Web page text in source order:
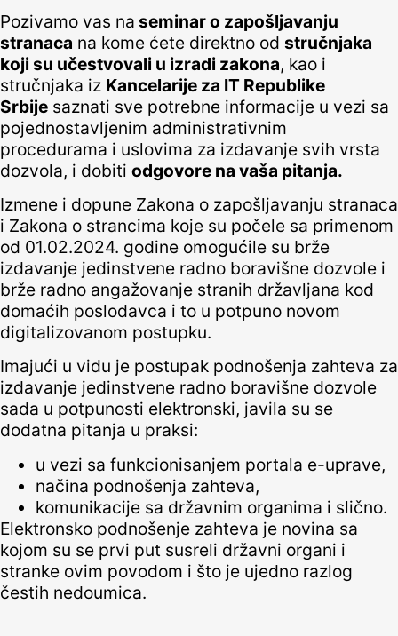
Pozivamo vas na seminar o zapošljavanju
stranaca na kome ćete direktno od stručnjaka
koji su učestvovali u izradi zakona, kao i
stručnjaka iz Kancelarije za IT Republike
Srbije saznati sve potrebne informacije u vezi sa
pojednostavljenim administrativnim
procedurama i uslovima za izdavanje svih vrsta
dozvola, i dobiti odgovore na vaša pitanja.
Izmene i dopune Zakona o zapošljavanju stranaca
i Zakona o strancima koje su počele sa primenom
od 01.02.2024. godine omogućile su brže
izdavanje jedinstvene radno boravišne dozvole i
brže radno angažovanje stranih državljana kod
domaćih poslodavca i to u potpuno novom
digitalizovanom postupku.
Imajući u vidu je postupak podnošenja zahteva za
izdavanje jedinstvene radno boravišne dozvole
sada u potpunosti elektronski, javila su se
dodatna pitanja u praksi:
u vezi sa funkcionisanjem portala e-uprave,
načina podnošenja zahteva,
komunikacije sa državnim organima i slično.
Elektronsko podnošenje zahteva je novina sa
kojom su se prvi put susreli državni organi i
stranke ovim povodom i što je ujedno razlog
čestih nedoumica.